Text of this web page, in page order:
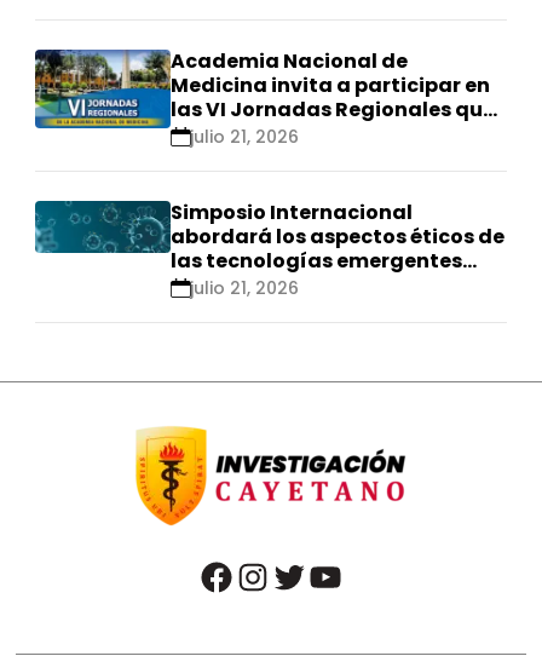
Academia Nacional de
Medicina invita a participar en
las VI Jornadas Regionales que
se realizarán en Ica
julio 21, 2026
Simposio Internacional
abordará los aspectos éticos de
las tecnologías emergentes
para el control de
julio 21, 2026
facebook instagram twitter youtube